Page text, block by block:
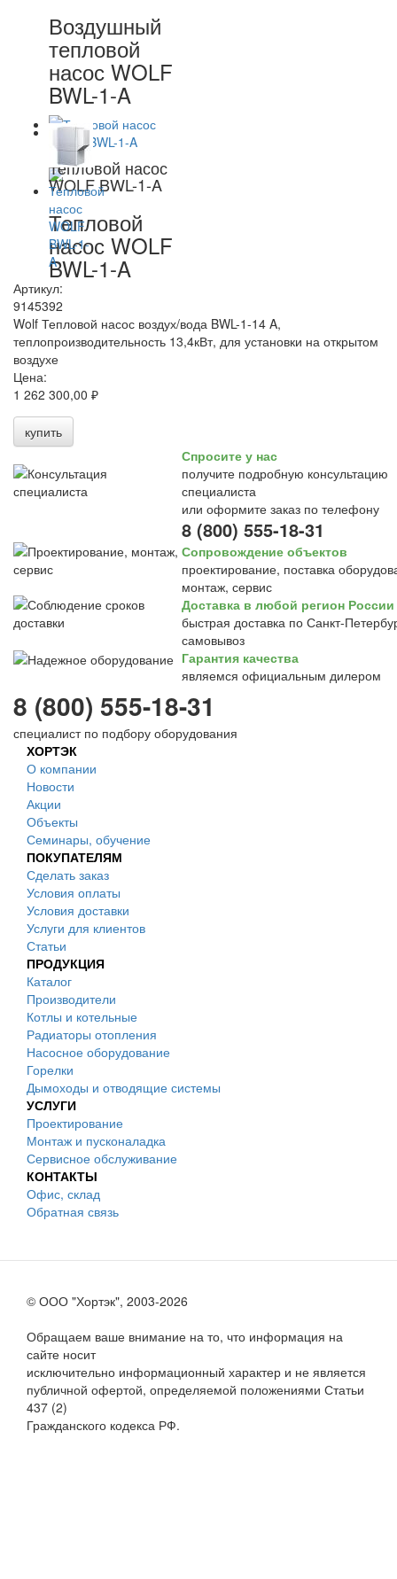
Воздушный
тепловой
насос WOLF
BWL-1-A
Тепловой насос
WOLF BWL-1-A
Тепловой
насос WOLF
BWL-1-A
Артикул:
9145392
Wolf Тепловой насос воздух/вода BWL-1-14 A,
теплопроизводительность 13,4кВт, для установки на открытом
воздухе
Цена:
1 262 300,00 ₽
купить
Спросите у нас
получите подробную консультацию
специалиста
или оформите заказ по телефону
8 (800) 555-18-31
Сопровождение объектов
проектирование, поставка
монтаж, сервис
Доставка в любой регион России
быстрая доставка по Санкт-
самовывоз
Гарантия качества
являемся официальным дилером
8 (800) 555-18-31
специалист по подбору оборудования
ХОРТЭК
О компании
Новости
Акции
Объекты
Семинары, обучение
ПОКУПАТЕЛЯМ
Сделать заказ
Условия оплаты
Условия доставки
Услуги для клиентов
Статьи
ПРОДУКЦИЯ
Каталог
Производители
Котлы и котельные
Радиаторы отопления
Насосное оборудование
Горелки
Дымоходы и отводящие системы
УСЛУГИ
Проектирование
Монтаж и пусконаладка
Сервисное обслуживание
КОНТАКТЫ
Офис, склад
Обратная связь
© ООО "Хортэк", 2003-2026
Обращаем ваше внимание на то, что информация на
сайте носит
исключительно информационный характер и не является
публичной офертой, определяемой положениями Статьи
437 (2)
Гражданского кодекса РФ.